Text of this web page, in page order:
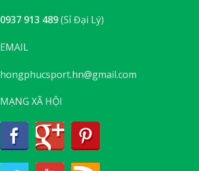
0937 913 489(Sỉ Đại Lý)
EMAIL
hongphucsport.hn@gmail.com
MẠNG XÃ HỘI